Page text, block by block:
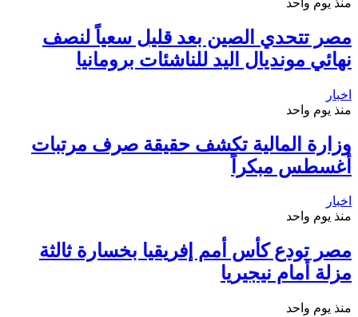
مصر تتحدي الصين بعد قليل سعياً لنصف
نهائي مونديال اليد للناشئات برومانيا
اخبار
منذ يوم واحد
وزارة المالية تكشف حقيقة صرف مرتبات
أغسطس مبكراً
اخبار
منذ يوم واحد
مصر تودع كأس أمم إفريقيا بخسارة ثالثة
مزلة أمام نيجيريا
منذ يوم واحد